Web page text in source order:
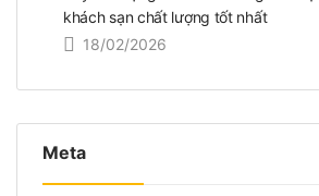
khách sạn chất lượng tốt nhất
18/02/2026
Meta